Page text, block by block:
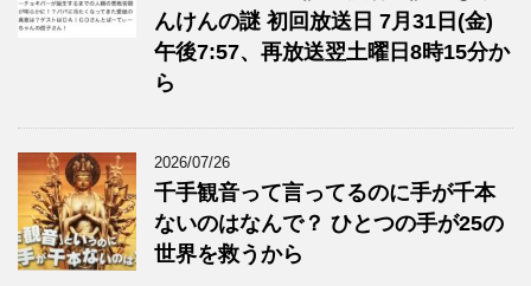
んけんの謎 初回放送日 7月31日(金)
午後7:57、再放送翌土曜日8時15分か
ら
2026/07/26
千手観音って言ってるのに手が千本
ないのはなんで？ ひとつの手が25の
世界を救うから